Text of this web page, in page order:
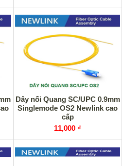
Dây nối Quang SC/UPC 0.9mm
Singlemode OS2 Newlink cao
cấp
11,000 ₫